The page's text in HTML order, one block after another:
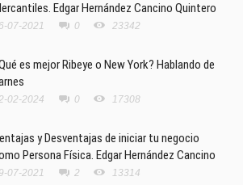
Edgar Hernández Cancino Quintero
07-2021 0 23342
es mejor Ribeye o New York? Hablando de
02-2024 0 17308
y Desventajas de iniciar tu negocio
Persona Física. Edgar Hernández Cancino
07-2021 2 13314